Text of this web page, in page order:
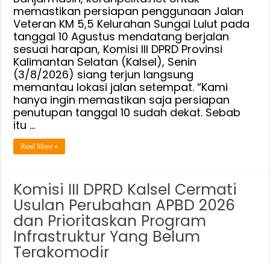
III
DPRD
Kalsel
Tinjau
Lokasi
memastikan persiapan penggunaan Jalan
Veteran KM 5,5 Kelurahan Sungai Lulut pada
tanggal 10 Agustus mendatang berjalan
sesuai harapan, Komisi III DPRD Provinsi
Kalimantan Selatan (Kalsel), Senin
(3/8/2026) siang terjun langsung
memantau lokasi jalan setempat. “Kami
hanya ingin memastikan saja persiapan
penutupan tanggal 10 sudah dekat. Sebab
itu …
Read More »
Komisi III DPRD Kalsel Cermati
Usulan Perubahan APBD 2026
dan Prioritaskan Program
Infrastruktur Yang Belum
Terakomodir